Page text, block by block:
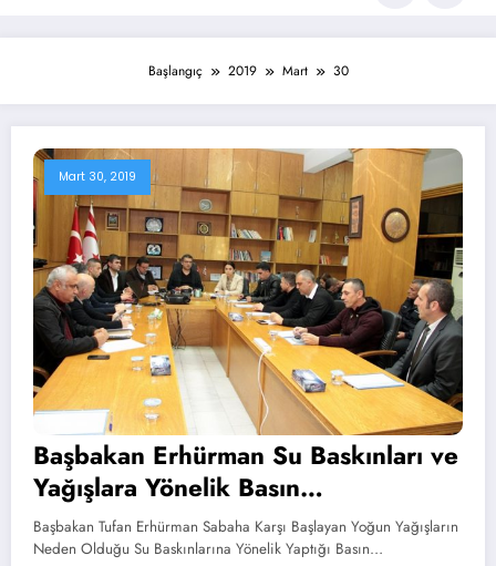
Başlangıç 2019 Mart 30
Mart 30, 2019
Başbakan Erhürman Su Baskınları ve
Yağışlara Yönelik Basın
Açıklamasında Bulundu
Başbakan Tufan Erhürman Sabaha Karşı Başlayan Yoğun Yağışların
Neden Olduğu Su Baskınlarına Yönelik Yaptığı Basın…